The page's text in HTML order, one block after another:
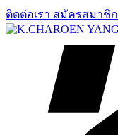
ติดต่อเรา สมัครสมาชิก